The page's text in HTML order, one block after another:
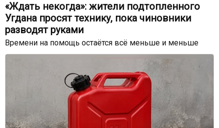
«Ждать некогда»: жители подтопленного
Угдана просят технику, пока чиновники
разводят руками
Времени на помощь остаётся всё меньше и меньше